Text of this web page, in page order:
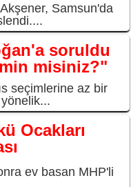
Samsun'da
soruldu
misiniz?"
seçimlerine az bir
Ocakları
ev basan MHP'li